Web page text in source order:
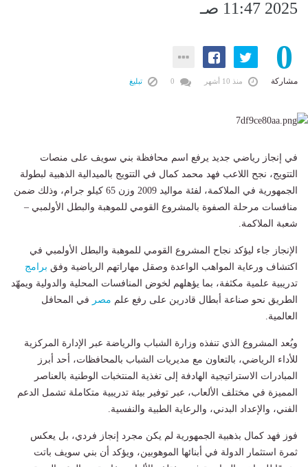
2025 11:47 صـ
0
مشاركة منذ 10 أشهر تبليغ
في إنجاز رياضي جديد يرفع اسم محافظة بني سويف على منصات
التتويج، نجح اللاعب فهد محمد كمال في التتويج بالميدالية الذهبية لبطولة
الجمهورية في الملاكمة، لفئة مواليد 2009 وزن 65 كيلو جرام، وذلك ضمن
منافسات مرحلة الصفوة بالمشروع القومي للموهبة والبطل الأولمبي –
شعبة الملاكمة.
الإنجاز جاء ليؤكد نجاح المشروع القومي للموهبة والبطل الأولمبي في
اكتشاف ورعاية المواهب الواعدة وصقل مهاراتهم الرياضية وفق برامج
تدريبية علمية مكثفة، بما يؤهلهم لخوض المنافسات المحلية والدولية ويمهّد
الطريق نحو صناعة أبطال قادرين على رفع علم مصر في المحافل
العالمية.
ويُعد المشروع الذي تنفذه وزارة الشباب والرياضة عبر الإدارة المركزية
للأداء الرياضي، بالتعاون مع مديريات الشباب بالمحافظات، أحد أبرز
المبادرات الاستراتيجية الهادفة إلى تغذية المنتخبات الوطنية بالعناصر
المميزة في مختلف الألعاب، عبر توفير بيئة تدريبية متكاملة تشمل الدعم
الفني، والإعداد البدني، والرعاية الطبية والنفسية.
فوز فهد كمال بذهبية الجمهورية لم يكن مجرد إنجاز فردي، بل يعكس
ثمرة استثمار الدولة في أبنائها الموهوبين، ويؤكد أن بني سويف باتت